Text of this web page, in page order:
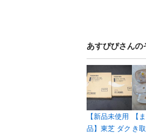
あすぴぴさんの
【新品未使用
品】東芝 ダク
【
き